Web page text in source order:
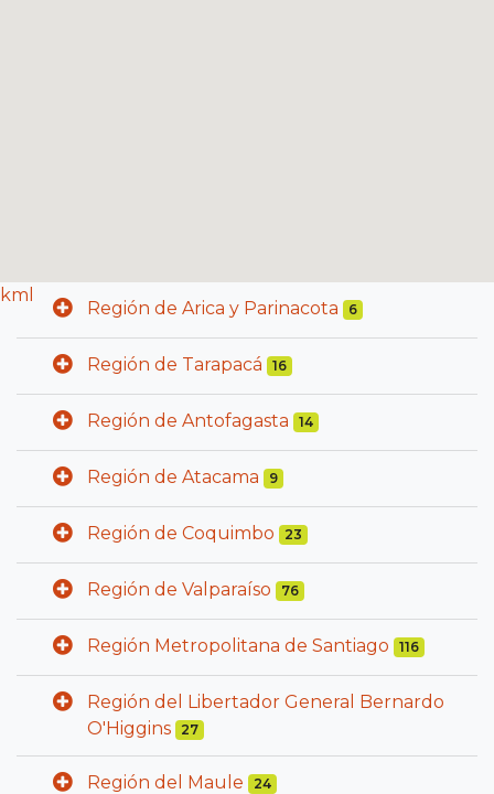
kml
Región de Arica y Parinacota 6
Región de Tarapacá 16
Región de Antofagasta 14
Región de Atacama 9
Región de Coquimbo 23
Región de Valparaíso 76
Región Metropolitana de Santiago 116
Región del Libertador General Bernardo
O'Higgins
27
Región del Maule 24